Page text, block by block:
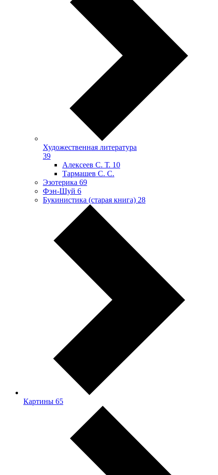
Художественная литература
39
Алексеев С. Т. 10
Тармашев С. С.
Эзотерика 69
Фэн-Шуй 6
Букинистика (старая книга) 28
Картины 65